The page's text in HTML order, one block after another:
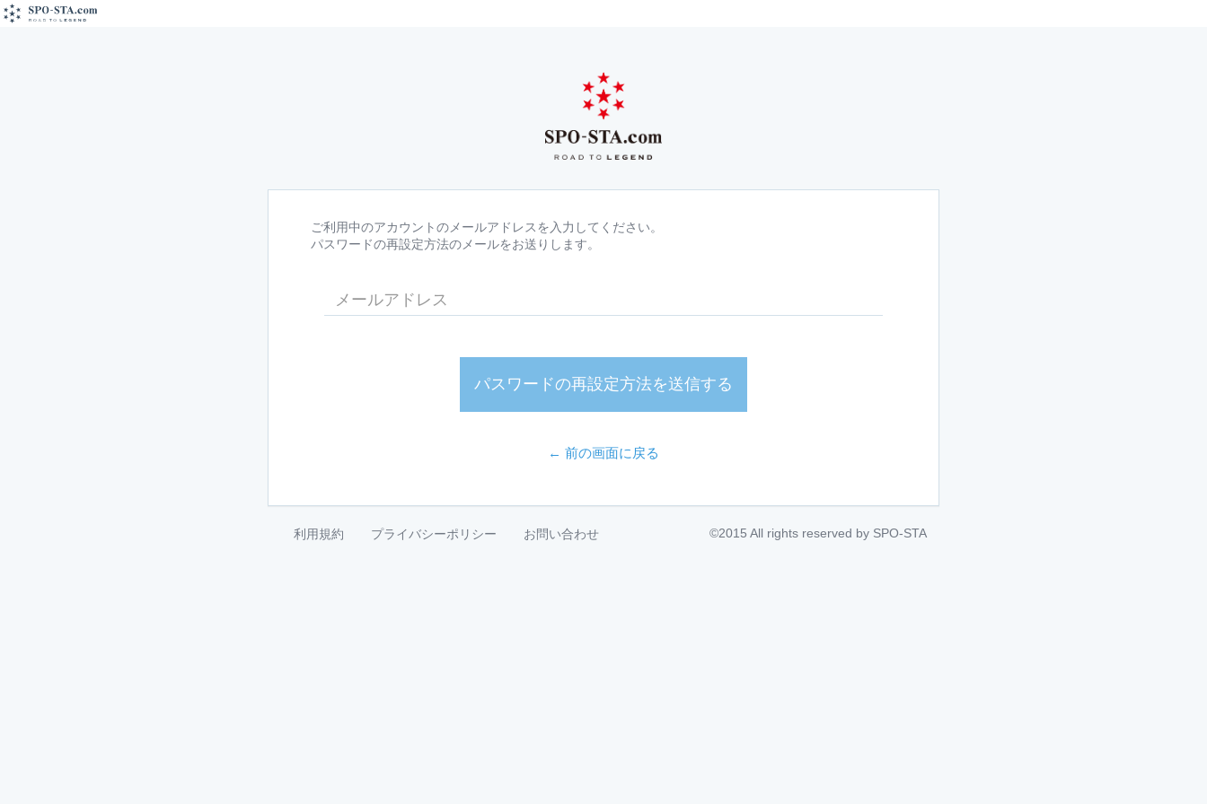
ご利用中のアカウントのメールアドレスを入力してください。
パスワードの再設定方法のメールをお送りします。
パスワードの再設定方法を送信する
← 前の画面に戻る
利用規約 プライバシーポリシー お問い合わせ ©2015 All rights reserved by SPO-STA